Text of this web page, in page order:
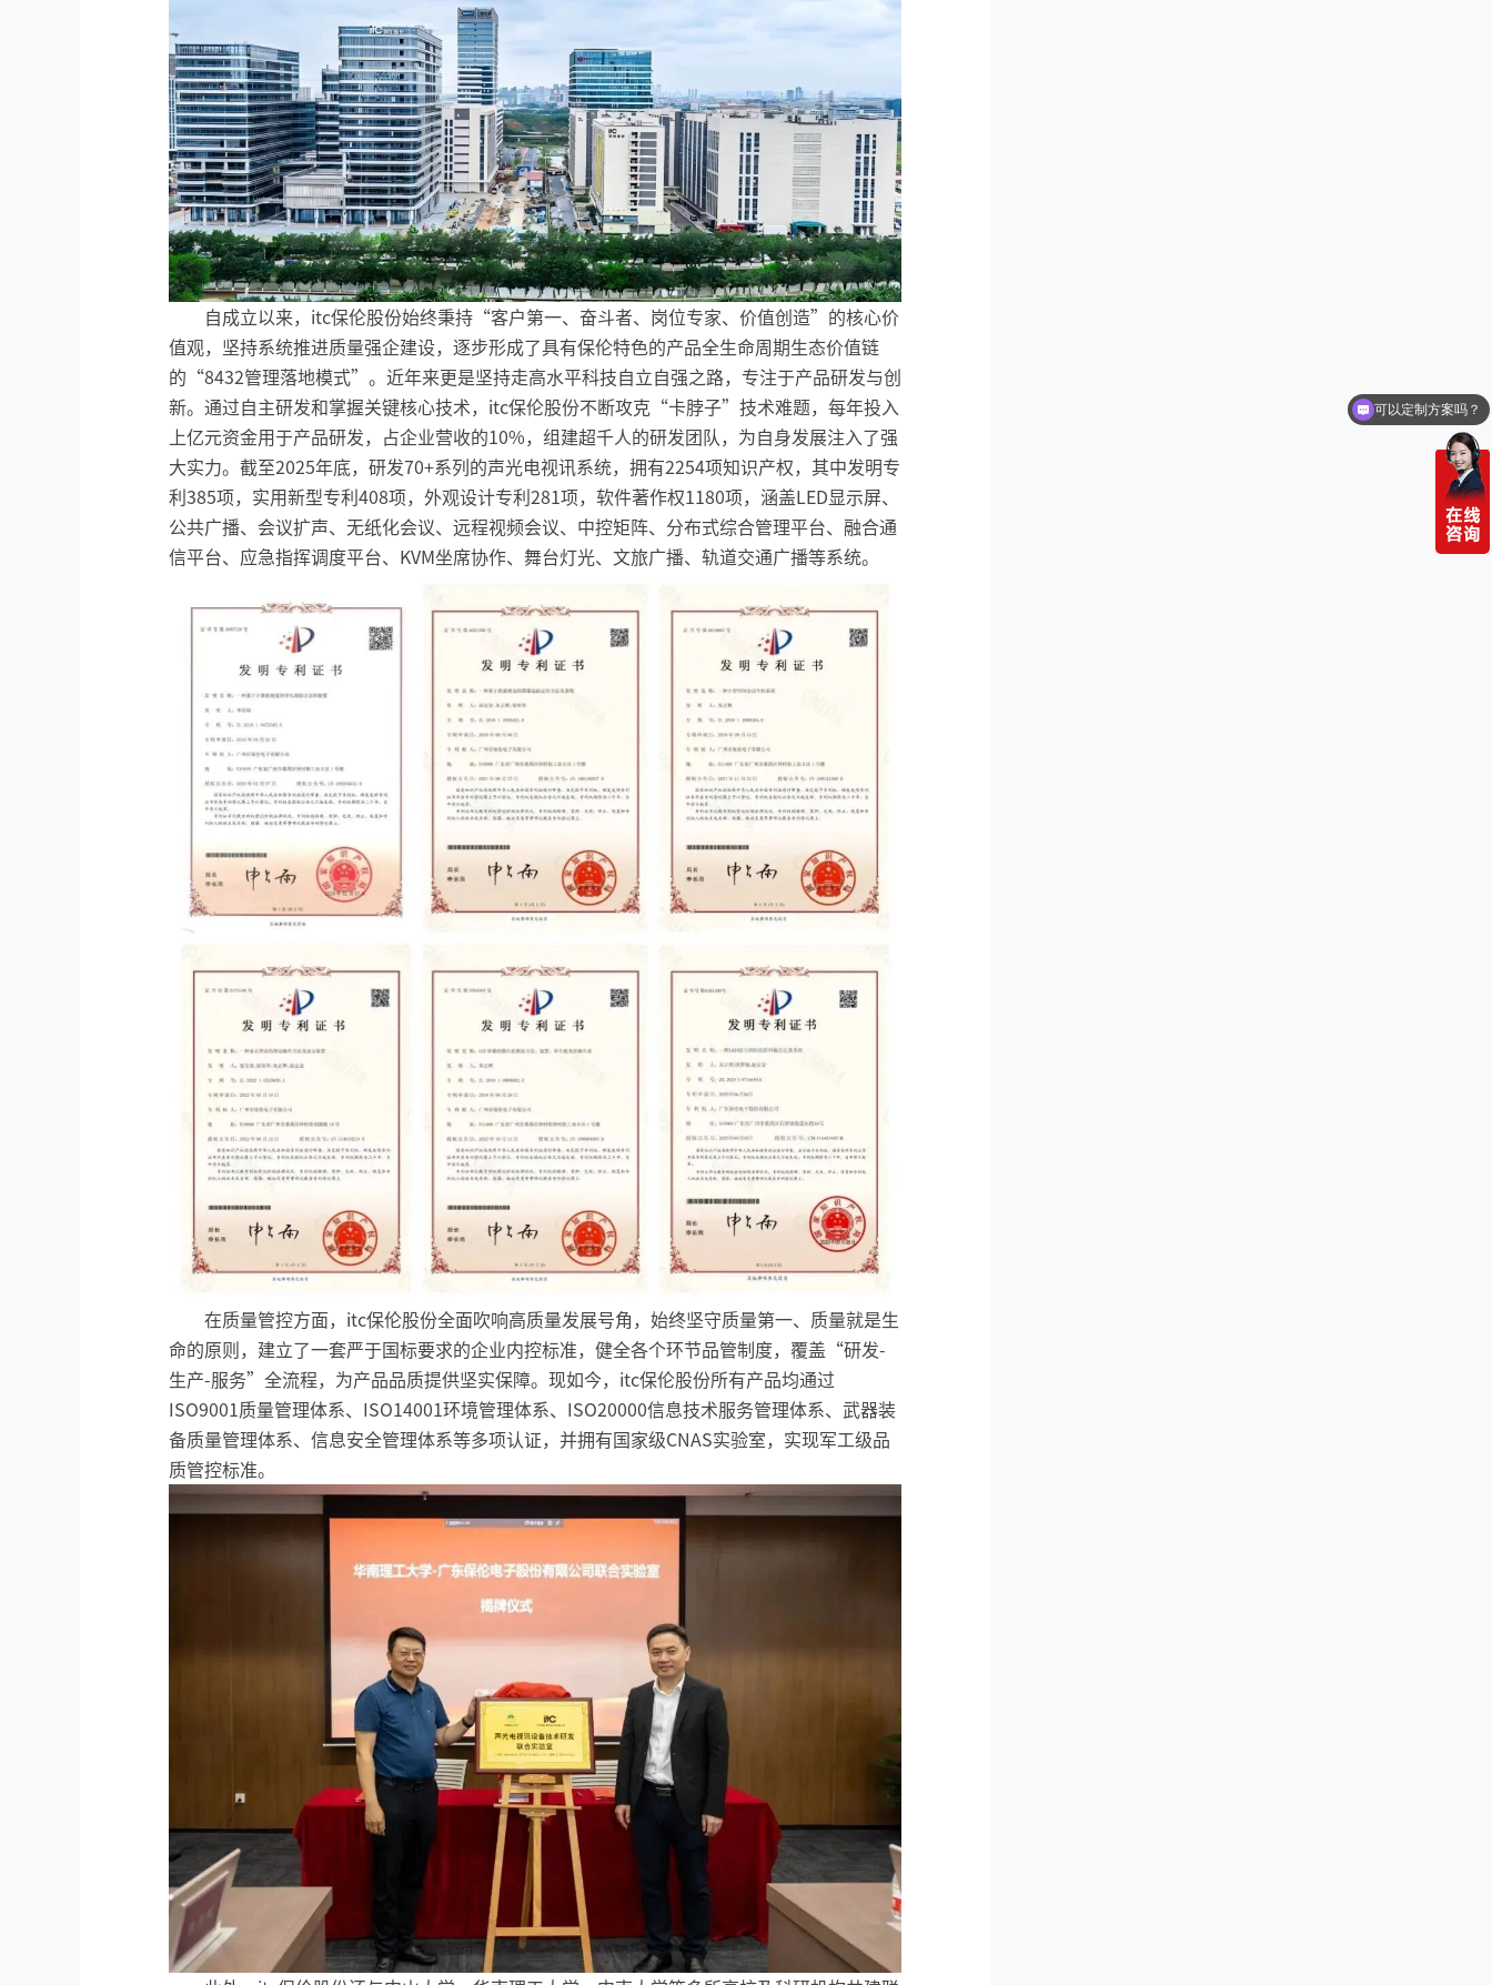
自成立以来，itc保伦股份始终秉持“客户第一、奋斗者、岗位专家、价值创造”的核心价
值观，坚持系统推进质量强企建设，逐步形成了具有保伦特色的产品全生命周期生态价值链
的“8432管理落地模式”。近年来更是坚持走高水平科技自立自强之路，专注于产品研发与创
新。通过自主研发和掌握关键核心技术，itc保伦股份不断攻克“卡脖子”技术难题，每年投入
上亿元资金用于产品研发，占企业营收的10%，组建超千人的研发团队，为自身发展注入了强
大实力。截至2025年底，研发70+系列的声光电视讯系统，拥有2254项知识产权，其中发明专
利385项，实用新型专利408项，外观设计专利281项，软件著作权1180项，涵盖LED显示屏、
公共广播、会议扩声、无纸化会议、远程视频会议、中控矩阵、分布式综合管理平台、融合通
信平台、应急指挥调度平台、KVM坐席协作、舞台灯光、文旅广播、轨道交通广播等系统。
在质量管控方面，itc保伦股份全面吹响高质量发展号角，始终坚守质量第一、质量就是生
命的原则，建立了一套严于国标要求的企业内控标准，健全各个环节品管制度，覆盖“研发-
生产-服务”全流程，为产品品质提供坚实保障。现如今，itc保伦股份所有产品均通过
ISO9001质量管理体系、ISO14001环境管理体系、ISO20000信息技术服务管理体系、武器装
备质量管理体系、信息安全管理体系等多项认证，并拥有国家级CNAS实验室，实现军工级品
质管控标准。
你们电话多少